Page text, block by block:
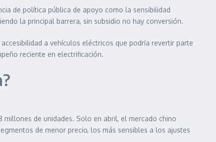
de política pública de apoyo como la sensibilidad
la principal barrera, sin subsidio no hay conversión.
a vehículos eléctricos que podría revertir parte
reciente en electrificación.
millones de unidades. Solo en abril, el mercado chino
de menor precio, los más sensibles a los ajustes